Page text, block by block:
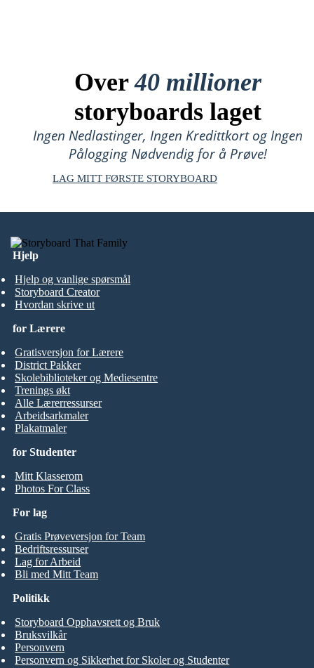
Over40 millioner
storyboards laget
Ingen Nedlastinger, Ingen Kredittkort og Ingen
Pålogging Nødvendig for å Prøve!
LAG MITT FØRSTE STORYBOARD
Hjelp
Hjelp og vanlige spørsmål
Storyboard Creator
Hvordan skrive ut
for Studenter
Mitt Klasserom
Photos For Class
for Lærere
Gratisversjon for Lærere
District Pakker
Skolebiblioteker og Mediesentre
Trenings økt
Alle Lærerressurser
Arbeidsarkmaler
Plakatmaler
For lag
Gratis Prøveversjon for Team
Bedriftsressurser
Lag for Arbeid
Bli med Mitt Team
Politikk
Storyboard Opphavsrett og Bruk
Bruksvilkår
Personvern
Personvern og Sikkerhet for Skoler og Studenter